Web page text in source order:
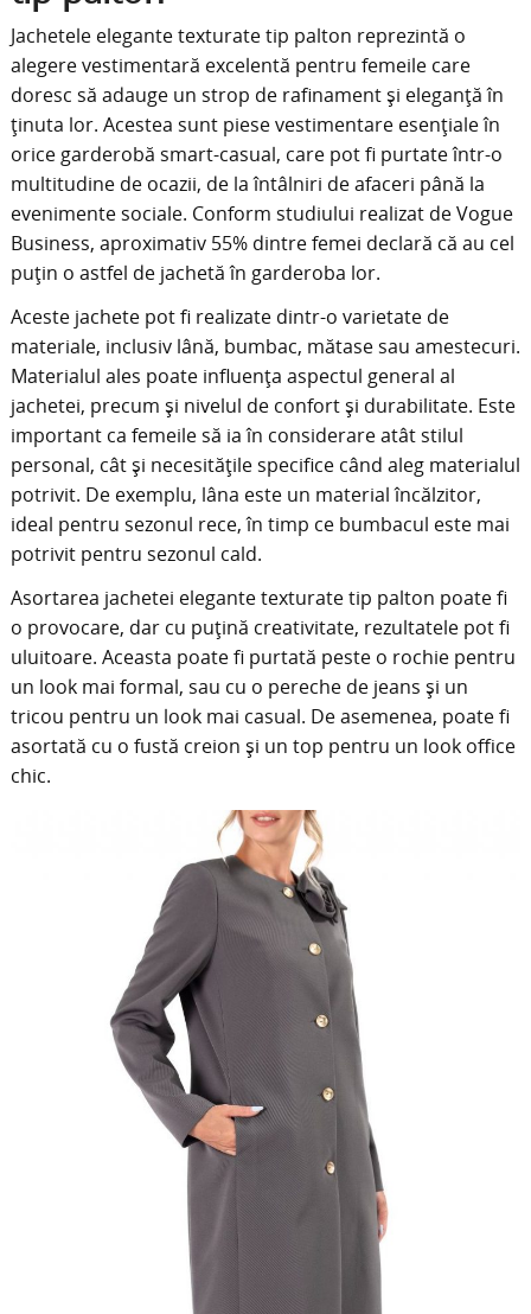
Jachetele elegante texturate tip palton reprezintă o
alegere vestimentară excelentă pentru femeile care
doresc să adauge un strop de rafinament și eleganță în
ținuta lor. Acestea sunt piese vestimentare esențiale în
orice garderobă smart-casual, care pot fi purtate într-o
multitudine de ocazii, de la întâlniri de afaceri până la
evenimente sociale. Conform studiului realizat de Vogue
Business, aproximativ 55% dintre femei declară că au cel
puțin o astfel de jachetă în garderoba lor.
Aceste jachete pot fi realizate dintr-o varietate de
materiale, inclusiv lână, bumbac, mătase sau amestecuri.
Materialul ales poate influența aspectul general al
jachetei, precum și nivelul de confort și durabilitate. Este
important ca femeile să ia în considerare atât stilul
personal, cât și necesitățile specifice când aleg materialul
potrivit. De exemplu, lâna este un material încălzitor,
ideal pentru sezonul rece, în timp ce bumbacul este mai
potrivit pentru sezonul cald.
Asortarea jachetei elegante texturate tip palton poate fi
o provocare, dar cu puțină creativitate, rezultatele pot fi
uluitoare. Aceasta poate fi purtată peste o rochie pentru
un look mai formal, sau cu o pereche de jeans și un
tricou pentru un look mai casual. De asemenea, poate fi
asortată cu o fustă creion și un top pentru un look office
chic.